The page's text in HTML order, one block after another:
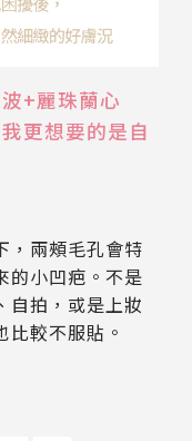
+麗珠蘭心
更想要的是自
，兩頰毛孔會特
的小凹疤。不是
自拍，或是上妝
較不服貼。